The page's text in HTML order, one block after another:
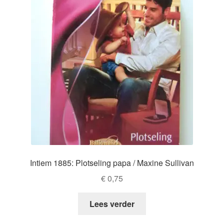
Intiem 1885: Plotseling papa / Maxine Sullivan
€0,75
Lees verder